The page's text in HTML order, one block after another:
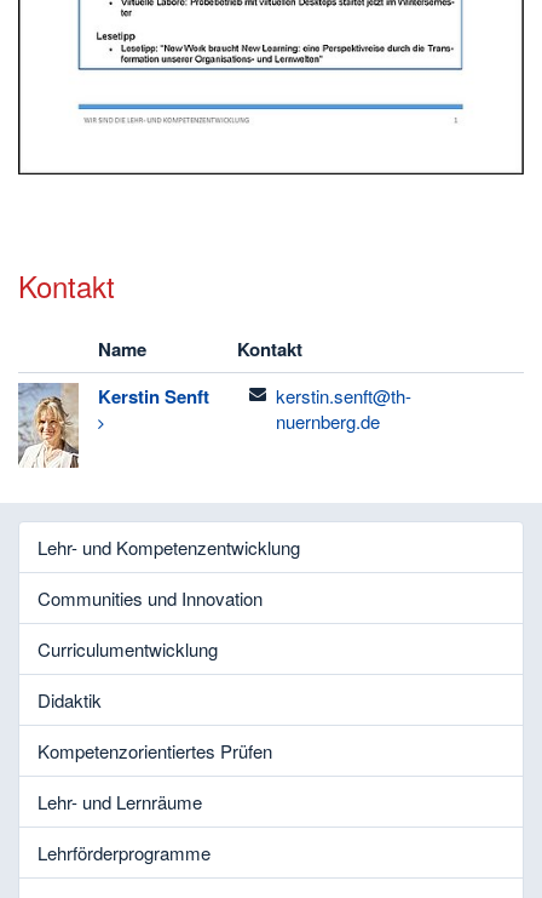
Kontakt
Name
Kontakt
KerstinSenft email
kerstin.senft@th-
nuernberg.de
Lehr- und Kompetenzentwicklung
Communities und Innovation
Curriculumentwicklung
Didaktik
Kompetenzorientiertes Prüfen
Lehr- und Lernräume
Lehrförderprogramme